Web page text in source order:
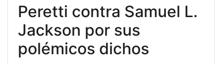
Peretti contra Samuel L.
Jackson por sus
polémicos dichos